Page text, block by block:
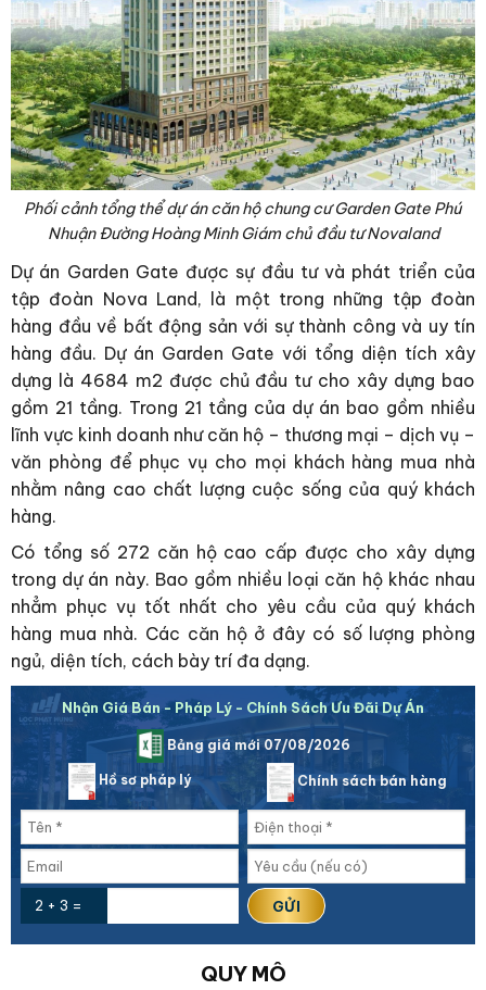
Phối cảnh tổng thể dự án căn hộ chung cư Garden Gate Phú
Nhuận Đường Hoàng Minh Giám chủ đầu tư Novaland
Dự án Garden Gate được sự đầu tư và phát triển của
tập đoàn Nova Land, là một trong những tập đoàn
hàng đầu về bất động sản với sự thành công và uy tín
hàng đầu. Dự án Garden Gate với tổng diện tích xây
dựng là 4684 m2 được chủ đầu tư cho xây dựng bao
gồm 21 tầng. Trong 21 tầng của dự án bao gồm nhiều
lĩnh vực kinh doanh như căn hộ – thương mại – dịch vụ –
văn phòng để phục vụ cho mọi khách hàng mua nhà
nhằm nâng cao chất lượng cuộc sống của quý khách
hàng.
Có tổng số 272 căn hộ cao cấp được cho xây dựng
trong dự án này. Bao gồm nhiều loại căn hộ khác nhau
nhẳm phục vụ tốt nhất cho yêu cầu của quý khách
hàng mua nhà. Các căn hộ ở đây có số lượng phòng
ngủ, diện tích, cách bày trí đa dạng.
Nhận Giá Bán - Pháp Lý - Chính Sách Ưu Đãi Dự Án
Bảng giá mới 07/08/2026
Hồ sơ pháp lý Chính sách bán hàng
2 + 3 =
QUY MÔ